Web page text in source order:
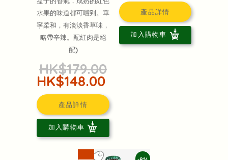
水果的味道都可嚐到。單
寧柔和，有淡淡香草味，
略帶辛辣。配紅肉是絕
配)
HK$179.00
HK$148.00
產品詳情
加入購物車
產品詳情
加入購物車